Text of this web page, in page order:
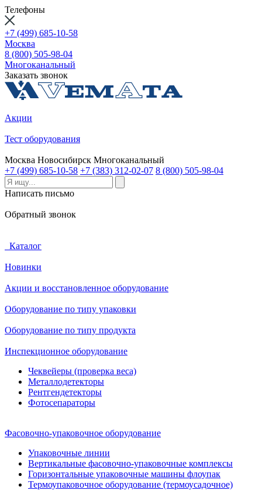
Телефоны
+7 (499) 685-10-58
Москва
8 (800) 505-98-04
Многоканальный
Заказать звонок
Акции
Тест оборудования
Москва Новосибирск Многоканальный
+7 (499) 685-10-58 +7 (383) 312-02-07 8 (800) 505-98-04
Написать письмо
Обратный звонок
Каталог
Новинки
Акции и восстановленное оборудование
Оборудование по типу упаковки
Оборудование по типу продукта
Инспекционное оборудование
Чеквейеры (проверка веса)
Металлодетекторы
Рентгендетекторы
Фотосепараторы
Фасовочно-упаковочное оборудование
Упаковочные линии
Вертикальные фасовочно-упаковочные комплексы
Горизонтальные упаковочные машины флоупак
Термоупаковочное оборудование (термоусадочное)